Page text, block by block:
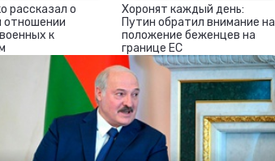
рассказал о
отношении
к
Хоронят каждый день:
Путин обратил внимание на
положение беженцев на
границе ЕС